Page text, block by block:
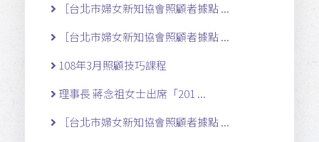
［台北市婦女新知協會照顧者據點 ...
［台北市婦女新知協會照顧者據點 ...
108年3月照顧技巧課程
理事長 蔣念祖女士出席「201 ...
［台北市婦女新知協會照顧者據點 ...